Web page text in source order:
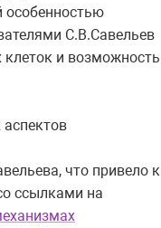
особенностью
С.В.Савельев
клеток и возможность
что привело к
ссылками на